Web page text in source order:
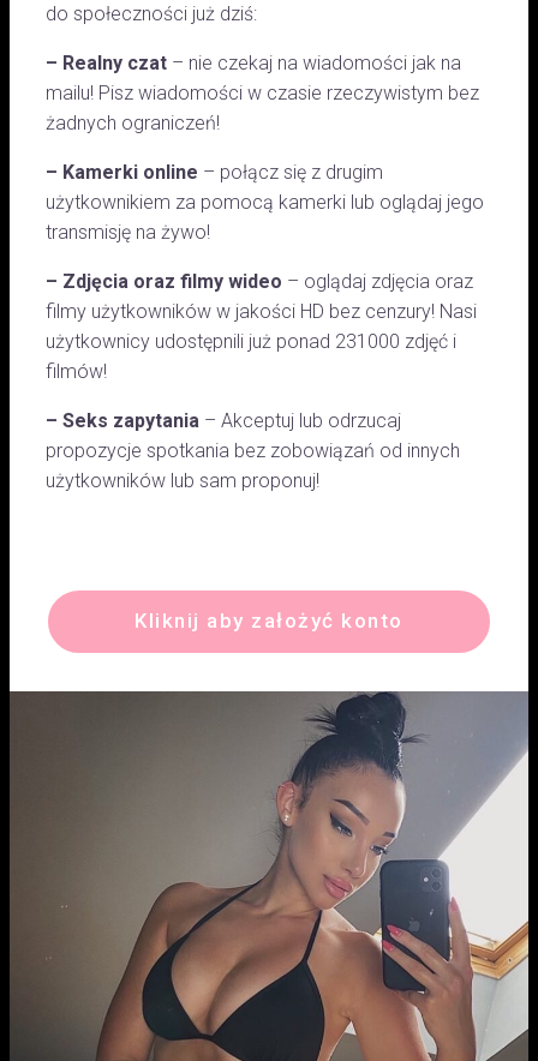
do społeczności już dziś:
– Realny czat – nie czekaj na wiadomości jak na
mailu! Pisz wiadomości w czasie rzeczywistym bez
żadnych ograniczeń!
– Kamerki online – połącz się z drugim
użytkownikiem za pomocą kamerki lub oglądaj jego
transmisję na żywo!
– Zdjęcia oraz filmy wideo – oglądaj zdjęcia oraz
filmy użytkowników w jakości HD bez cenzury! Nasi
użytkownicy udostępnili już ponad 231000 zdjęć i
filmów!
– Seks zapytania – Akceptuj lub odrzucaj
propozycje spotkania bez zobowiązań od innych
użytkowników lub sam proponuj!
Kliknij aby założyć konto